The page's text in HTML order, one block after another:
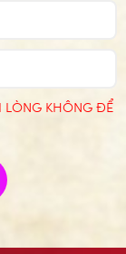
LÒNG KHÔNG ĐỂ